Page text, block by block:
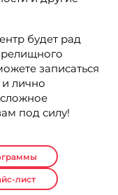
будет рад
записаться
лично
сложное
под силу!
лист